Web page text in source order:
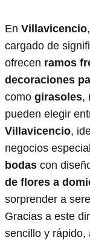
En Villavicencio
cargado de
ofrecen ramos
decoraciones
como girasoles,
pueden elegir
Villavicencio,
negocios
bodas con
de flores a
sorprender a
Gracias a este
sencillo y rápido,